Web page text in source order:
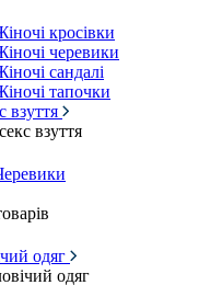
кросівки
черевики
сандалі
тапочки
взуття
взуття
одяг
одяг